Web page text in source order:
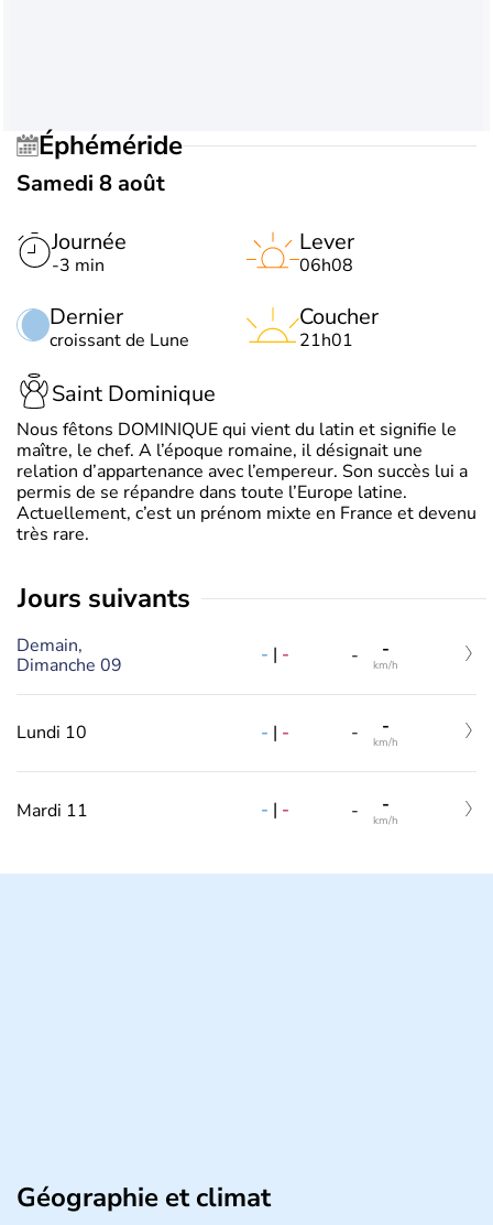
Éphéméride
Samedi 8 août
Journée
-3 min
Dernier
croissant de Lune
Lever
06h08
Coucher
21h01
Saint Dominique
Nous fêtons DOMINIQUE qui vient du latin et signifie le
maître, le chef. A l’époque romaine, il désignait une
relation d’appartenance avec l’empereur. Son succès lui a
permis de se répandre dans toute l’Europe latine.
Actuellement, c’est un prénom mixte en France et devenu
très rare.
jours suivants
Demain,
Dimanche 09
- | - - -
km/h
Lundi 10 - | - - -
km/h
Mardi 11 - | - - -
km/h
Géographie et climat